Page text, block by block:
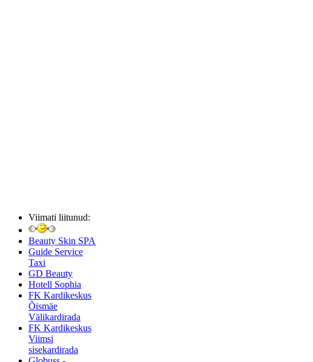
Viimati liitunud:
Beauty Skin SPA
Guide Service
Taxi
GD Beauty
Hotell Sophia
FK Kardikeskus
Õismäe
Välikardirada
FK Kardikeskus
Viimsi
sisekardirada